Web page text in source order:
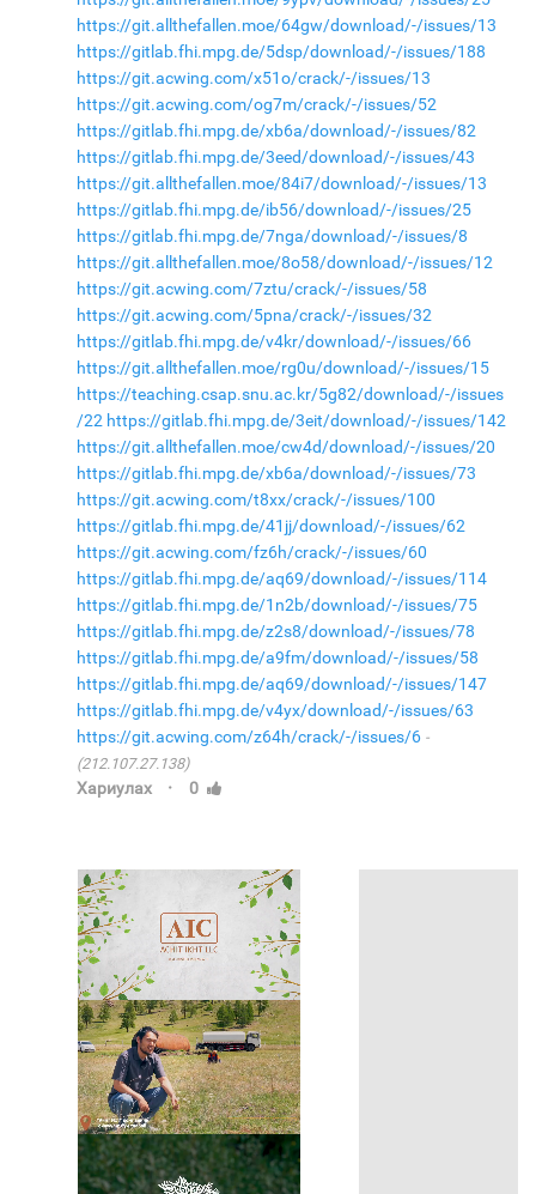
https://git.allthefallen.moe/64gw/download/-/issues/13
https://gitlab.fhi.mpg.de/5dsp/download/-/issues/188
https://git.acwing.com/x51o/crack/-/issues/13
https://git.acwing.com/og7m/crack/-/issues/52
https://gitlab.fhi.mpg.de/xb6a/download/-/issues/82
https://gitlab.fhi.mpg.de/3eed/download/-/issues/43
https://git.allthefallen.moe/84i7/download/-/issues/13
https://gitlab.fhi.mpg.de/ib56/download/-/issues/25
https://gitlab.fhi.mpg.de/7nga/download/-/issues/8
https://git.allthefallen.moe/8o58/download/-/issues/12
https://git.acwing.com/7ztu/crack/-/issues/58
https://git.acwing.com/5pna/crack/-/issues/32
https://gitlab.fhi.mpg.de/v4kr/download/-/issues/66
https://git.allthefallen.moe/rg0u/download/-/issues/15
https://teaching.csap.snu.ac.kr/5g82/download/-/issues
/22 https://gitlab.fhi.mpg.de/3eit/download/-/issues/142
https://git.allthefallen.moe/cw4d/download/-/issues/20
https://gitlab.fhi.mpg.de/xb6a/download/-/issues/73
https://git.acwing.com/t8xx/crack/-/issues/100
https://gitlab.fhi.mpg.de/41jj/download/-/issues/62
https://git.acwing.com/fz6h/crack/-/issues/60
https://gitlab.fhi.mpg.de/aq69/download/-/issues/114
https://gitlab.fhi.mpg.de/1n2b/download/-/issues/75
https://gitlab.fhi.mpg.de/z2s8/download/-/issues/78
https://gitlab.fhi.mpg.de/a9fm/download/-/issues/58
https://gitlab.fhi.mpg.de/aq69/download/-/issues/147
https://gitlab.fhi.mpg.de/v4yx/download/-/issues/63
https://git.acwing.com/z64h/crack/-/issues/6
(212.107.27.138)
Хариулах · 0